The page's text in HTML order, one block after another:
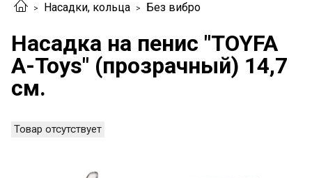
Насадки, кольца Без вибро
Насадка на пенис "TOYFA
A-Toys" (прозрачный) 14,7
см.
Товар отсутствует